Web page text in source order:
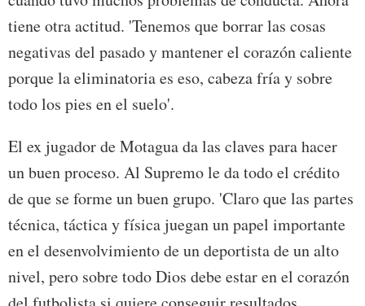
tiene otra actitud. 'Tenemos que borrar las cosas
negativas del pasado y mantener el corazón caliente
porque la eliminatoria es eso, cabeza fría y sobre
todo los pies en el suelo'.
El ex jugador de Motagua da las claves para hacer
un buen proceso. Al Supremo le da todo el crédito
de que se forme un buen grupo. 'Claro que las partes
técnica, táctica y física juegan un papel importante
en el desenvolvimiento de un deportista de un alto
nivel, pero sobre todo Dios debe estar en el corazón